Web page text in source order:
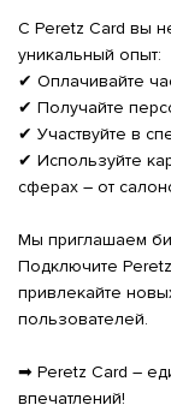
С Peretz Card вы
уникальный опыт:
✔ Оплачивайте
✔ Получайте
✔ Участвуйте в
✔ Используйте
сферах – от
Мы приглашаем
Подключите
привлекайте
пользователей.
➡ Peretz Card –
впечатлений!